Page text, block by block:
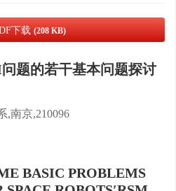
下载 (208 KB)
题的若干基本问题探讨
,南京,210096
BASIC PROBLEMS